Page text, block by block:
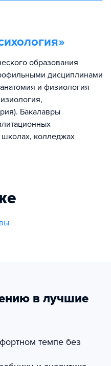
»
образования
дисциплинами
и физиология
Бакалавры
школах, колледжах
в лучшие
темпе без